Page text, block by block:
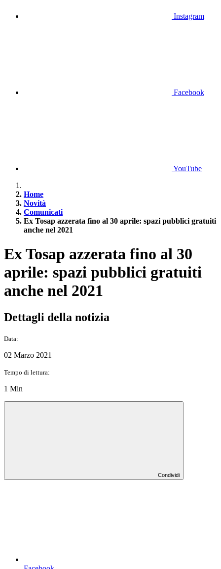
Instagram
Facebook
YouTube
Home
Novità
Comunicati
Ex Tosap azzerata fino al 30 aprile: spazi pubblici gratuiti
anche nel 2021
Ex Tosap azzerata fino al 30
aprile: spazi pubblici gratuiti
anche nel 2021
Dettagli della notizia
Data:
02 Marzo 2021
Tempo di lettura:
1 Min
Condividi